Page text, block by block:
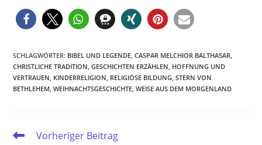
SCHLAGWÖRTER: BIBEL UND LEGENDE CASPAR MELCHIOR BALTHASAR
CHRISTLICHE TRADITION GESCHICHTEN ERZÄHLEN HOFFNUNG UND
VERTRAUEN KINDERRELIGION RELIGIÖSE BILDUNG STERN VON
BETHLEHEM WEIHNACHTSGESCHICHTE WEISE AUS DEM MORGENLAND
WeitereVorheriger Beitrag